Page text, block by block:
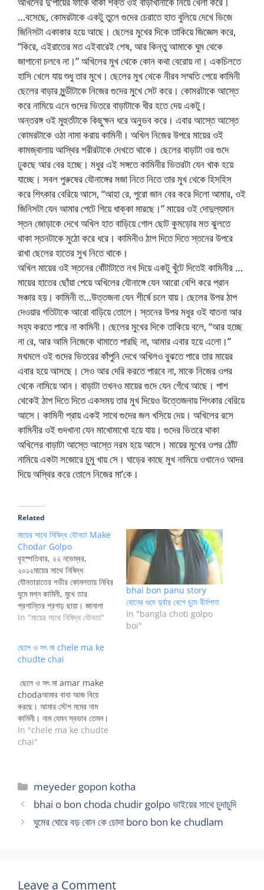
…বসেছে, কোমরটাকে একটু তুলে গুদের চেরাতে হাত বুলিয়ে দেখে ভিজে
জিনিসটা একাকার হয়ে আছে। ছেলের মুখের দিকে তাকিয়ে জিজ্ঞেস করে,
“কিরে, এইরাতের মত এইবারেই শেষ, আর কিন্তু আমাকে ঘুম থেকে
জাগানো চলবে না।” অখিলের মুখ থেকে কোন কথা বেরোয় না। একচিলতে
হাসি খেলে যায় শুধু তার মুখে। ছেলের মুখ থেকে নীরব সম্মতি পেয়ে কামিনী
ছেলের বাড়ার মুন্ডীটাকে নিজের গুদের মুখে সেট করে। কোমরটাকে আস্তে
করে নামিয়ে এনে গুদের ভিতরে বাড়াটাকে ধীর হতে দেয় একটু।
অন্তরঙ্গ ওই মুহুর্তটাকে কিছুক্ষন ধরে অনুভব করে। এবার আস্তে আস্তে
কোমরটাকে ওঠা নামা করায় কামিনী। অখিল নিজের উপরে মায়ের ওই
কামজ্বালায় আস্থির শরীরটাকে দেখতে থাকে। ছেলের বাড়াটা ওর গুদে
ঢুকছে আর বের হচ্ছে। মধুর এই সঙ্গতে কামিনীর ভিতরটা যেন খাক হয়ে
যাচ্ছে। সবল পুরুষের যৌনাঙ্গের মজা নিতে নিতে তার মুখ থেকে হিসহিস
করে শিৎকার বেরিয়ে আসে, “আহা রে, পুরো জান বের করে দিলো আমার, ওই
জিনিসটা যেন আমার পেটে গিয়ে ধাক্কা মারছে।” মায়ের ওই দোদুল্যমান
স্তন জোড়াকে দেখে অখিল হাত বাড়িয়ে গোল ছোট কুমড়োর মত ঝুলতে
থাকা স্তনটাকে মুঠো করে ধরে। কামিনীও ঠাপ দিতে দিতে স্তনের উপরে
রাখা ছেলের হাতের সুখ নিতে থাকে।
অখিল মায়ের ওই স্তনের বোঁটাটাতে নখ দিয়ে একটু খুঁটে দিতেই কামিনীর …
মায়ের হাতের ছোঁয়া পেয়ে অখিলের যৌনাঙ্গে যেন আরো বেশি করে প্রান
সঞ্চার হয়। কামিনী ত…উত্তজনা যেন শীর্ষে চলে যায়। ছেলের উপর ঠাপ
দেওয়ার গতিটাকে আরো বাড়িয়ে তোলে। স্তনের উপর মধুর ওই যাতনা আর
সহ্য করতে পারে না কামিনী। ছেলের মুখের দিকে তাকিয়ে বলে, “আর হচ্ছে
না রে, আর আমি নিজেকে থামাতে পারছি না, আমার এবার হয়ে এলো।”
মখমলে ওই গুদের ভিতরের কাঁপুনি দেখে অখিলও বুঝতে পারে তার মায়ের
এবার হয়ে আসছে। সেও আর দেরি করতে পারবে না, মাকে নিজের ওপর
থেকে নামিয়ে আন। বাড়াটা তখনও মায়ের গুদে যেন গেঁথে আছে। পাশ
থেকেই ঠাপ দিতে দিতে একসময় তার মুখ দিয়েও উত্তেজনায় শিৎকার বেরিয়ে
আসে। কামিনী প্রায় একই সাথে গুদের জল খসিয়ে দেয়। অখিলের রসে
কামিনীর ওই গুদখানা যেন মাখোমাখো হয়ে যায়। গুদের ভিতরে থাকা
অখিলের বাড়াটা আস্তে আস্তে নরম হয়ে আসে। মায়ের মুখের ওপর ঠোঁট
নামিয়ে একটা সজোরে চুমু খায় সে। ঘাড়ের কাছে মুখ নামিয়ে ওখানেও আদর
দিয়ে অস্থির করে তোলে নিজের মা’কে।
Related
মায়ের সাথে নিষিদ্ধ যৌনতা Make
Chodar Golpo
বৃহস্পতিবার, ২২ নভেম্বর,
২০১২মায়ের সাথে নিষিদ্ধ
যৌনতারাতের গভীর কোমলতায় নিবির
ঘুমে মগ্ন কামিনী, মুখে তার
প্রশান্তির প্রগাঢ় ছায়া। জানালা
দিয়ে হালকা চাঁদের আলো প্রবেশ
পাশ থেকে একখানা বলিষ্ঠ হাত এসে
কামিনীর স্তনের উপর স্থাপন করে,
In "মায়ের সাথে নিষিদ্ধ যৌনতা"
bhai bon panu story
বোনের গুদে দুর্বার বেগে চুদে বীর্যপাত
In "bangla choti golpo
boi"
ছেলে ও সৎ মা chele ma ke
chudte chai
ছেলে ও সৎ মা amar make
chodaআমার বাবা আজ বিয়ে
করছে। আমার স্টেপ মমের নাম
কামিনী। নাম যেমন স্বভাব তেমন।
এসেছে একদিন হলো, দুটো চোখে শুধু
কামনার আগুন। আমার রুমের
In "chele ma ke chudte
chai"
Categories
meyeder gopon kotha
bhai o bon choda chudir golpo ভাইয়ের সাথে চুদাচুদি
ঘুমের ঘোরে বড় বোন কে চোদা boro bon ke chudlam
Leave a Comment